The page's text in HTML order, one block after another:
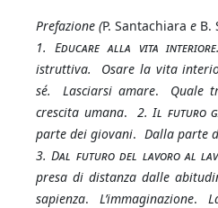
Prefazione (P. Santachiara e B.
1. Educare alla vita interiore.
istruttiva. Osare la vita
sé. Lasciarsi amare. Quale
crescita umana. 2. Il futuro
parte dei giovani. Dalla parte
3. Dal futuro del lavoro al
presa di distanza dalle
sapienza. L’immaginazione.